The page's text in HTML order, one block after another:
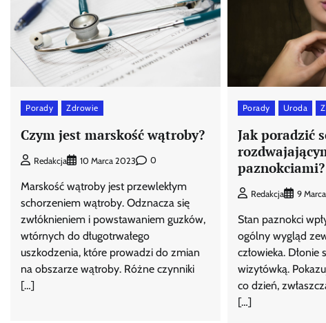
Porady Zdrowie
Czym jest marskość wątroby?
Redakcja 10 Marca 2023 0
Marskość wątroby jest przewlekłym
schorzeniem wątroby. Odznacza się
zwłóknieniem i powstawaniem guzków,
wtórnych do długotrwałego
uszkodzenia, które prowadzi do zmian
na obszarze wątroby. Różne czynniki
[…]
Porady Uroda
Jak poradzić
paznokciami?
Redakcja 9
Stan paznokci
ogólny wygląd
człowieka. Dłonie
wizytówką.
co dzień,
[…]